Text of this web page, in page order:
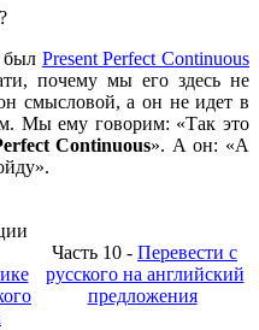
?
был Present Perfect Continuous
почему мы его здесь не
смысловой, а он не идет в
Мы ему говорим: «Так это
Continuous». А он: «А
Часть 10 - Перевести с
русского на английский
предложения